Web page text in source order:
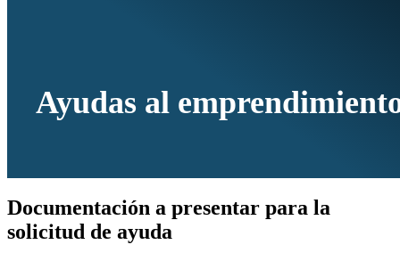
Ayudas al
Documentación a presentar para la
solicitud de ayuda